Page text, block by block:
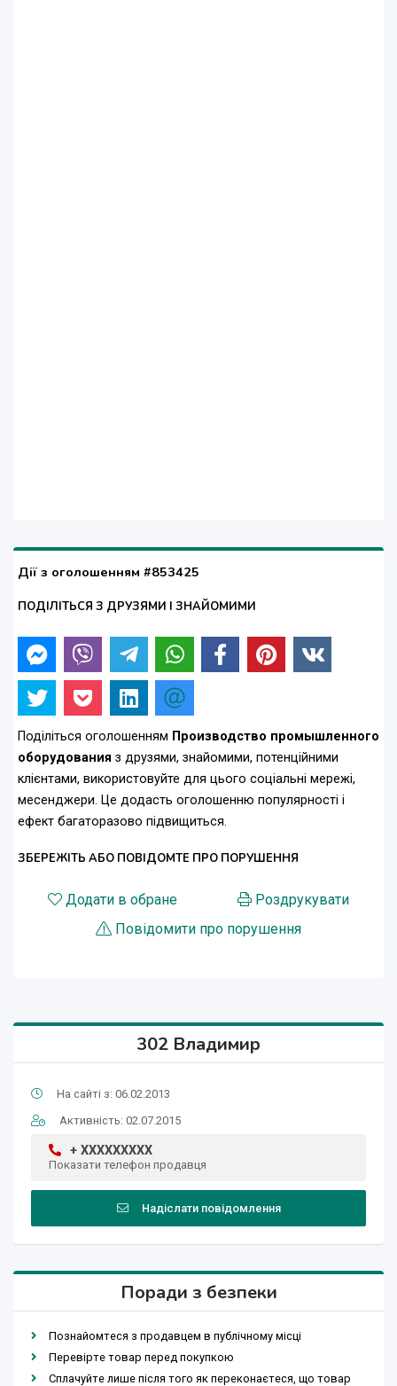
Дії з оголошенням #853425
ПОДІЛІТЬСЯ З ДРУЗЯМИ І ЗНАЙОМИМИ
Поділіться оголошенням Производство промышленного
оборудования з друзями, знайомими, потенційними
клієнтами, використовуйте для цього соціальні мережі,
месенджери. Це додасть оголошенню популярності і
ефект багаторазово підвищиться.
ЗБЕРЕЖІТЬ АБО ПОВІДОМТЕ ПРО ПОРУШЕННЯ
Додати в обране
Роздрукувати
Повідомити про порушення
302 Владимир
На сайті з: 06.02.2013
Активність: 02.07.2015
+ XXXXXXXXX
Показати телефон продавця
Надіслати повідомлення
Поради з безпеки
Познайомтеся з продавцем в публічному місці
Перевірте товар перед покупкою
Сплачуйте лише після того як переконаєтеся, що товар